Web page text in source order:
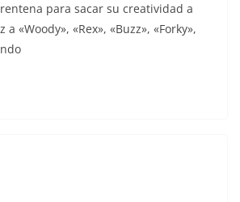
para sacar su creatividad a
«Woody», «Rex», «Buzz», «Forky»,